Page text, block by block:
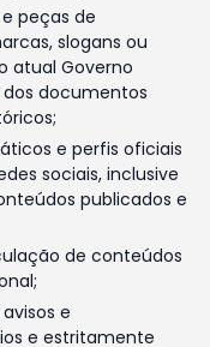
peças de
slogans ou
atual Governo
dos documentos
e perfis oficiais
sociais, inclusive
publicados e
de conteúdos
e
e estritamente